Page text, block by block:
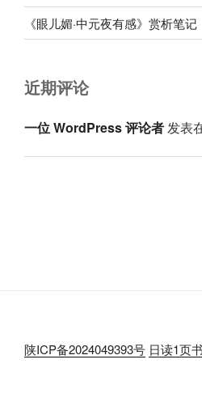
《眼儿媚·中元夜有感》赏析笔记
近期评论
一位 WordPress 评论者发表
陕ICP备2024049393号 日读1页书